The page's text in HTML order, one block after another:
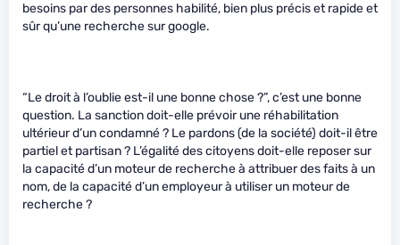
besoins par des personnes habilité, bien plus précis et rapide et
sûr qu’une recherche sur google.
“Le droit à l’oublie est-il une bonne chose ?”, c’est une bonne
question. La sanction doit-elle prévoir une réhabilitation
ultérieur d’un condamné ? Le pardons (de la société) doit-il être
partiel et partisan ? L’égalité des citoyens doit-elle reposer sur
la capacité d’un moteur de recherche à attribuer des faits à un
nom, de la capacité d’un employeur à utiliser un moteur de
recherche ?